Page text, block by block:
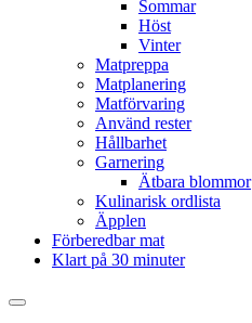
Sommar
Höst
Vinter
Matpreppa
Matplanering
Matförvaring
Använd rester
Hållbarhet
Garnering
Ätbara blommor
Kulinarisk ordlista
Äpplen
Förberedbar mat
Klart på 30 minuter
Slå